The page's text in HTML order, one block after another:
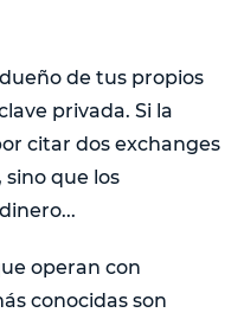
de tus propios
privada. Si la
citar dos exchanges
que los
operan con
conocidas son